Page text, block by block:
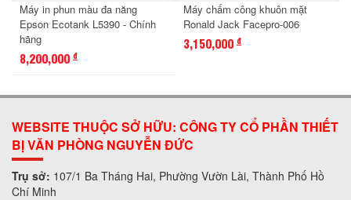
Máy in phun màu đa năng
Epson Ecotank L5390 - Chính
hãng
8,200,000 đ
Máy chấm công khuôn mặt
Ronald Jack Facepro-006
3,150,000 đ
WEBSITE THUỘC SỞ HỮU: CÔNG TY CỔ PHẦN THIẾT
BỊ VĂN PHÒNG NGUYỄN ĐỨC
Trụ sở: 107/1 Ba Tháng Hai, Phường Vườn Lài, Thành Phố Hồ
Chí Minh